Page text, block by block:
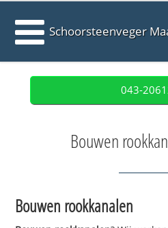
Schoorsteenveger
043-
Bouwen
Bouwen rookkanalen